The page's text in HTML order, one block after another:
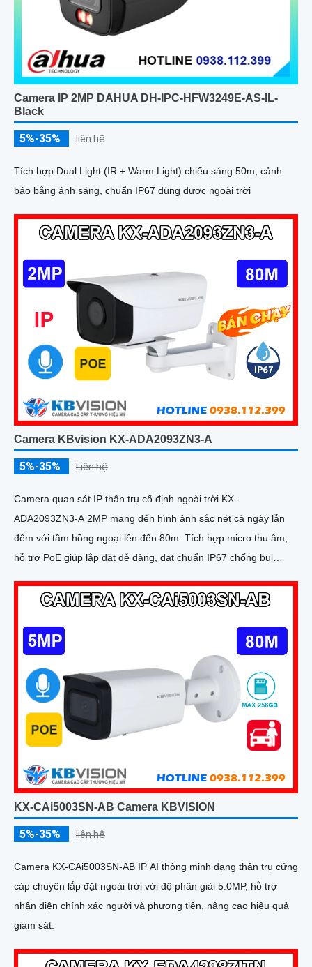
Camera IP 2MP DAHUA DH-IPC-HFW3249E-AS-IL-
Black
5%-35% liên hệ
Tích hợp Dual Light (IR + Warm Light) chiếu sáng 50m, cảnh
báo bằng ánh sáng, chuẩn IP67 dùng được ngoài trời
Camera KBvision KX-ADA2093ZN3-A
5%-35% Liên hệ
Camera quan sát IP thân trụ cố định ngoài trời KX-
ADA2093ZN3-A 2MP mang đến hình ảnh sắc nét cả ngày lẫn
đêm với tầm hồng ngoại lên đến 80m. Tích hợp micro thu âm,
hỗ trợ PoE giúp lắp đặt dễ dàng, đạt chuẩn IP67 chống bụi
KX-CAi5003SN-AB Camera KBVISION
5%-35% liên hệ
Camera KX-CAi5003SN-AB IP AI thông minh dạng thân trụ cứng
cáp chuyên lắp đặt ngoài trời với độ phân giải 5.0MP, hỗ trợ
nhận diện chính xác người và phương tiện, nâng cao hiệu quả
giám sát.